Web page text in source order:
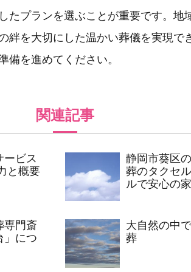
たプランを選ぶことが重要です。地
絆を大切にした温かい葬儀を実現で
備を進めてください。
関連記事
ービス
と概要
静岡市葵区
葬のタクセ
ルで安心の
専門斎
」につ
大自然の中
葬